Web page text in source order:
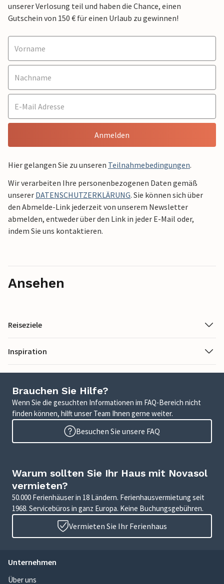
unserer Verlosung teil und haben die Chance, einen
Gutschein von 150 € für einen Urlaub zu gewinnen!
Anmelden
Hier gelangen Sie zu unseren Teilnahmebedingungen.
Wir verarbeiten Ihre personenbezogenen Daten gemäß
unserer DATENSCHUTZERKLÄRUNG. Sie können sich über
den Abmelde-Link jederzeit von unserem Newsletter
abmelden, entweder über den Link in jeder E-Mail oder,
indem Sie uns kontaktieren.
Ansehen
Reiseziele
Inspiration
Brauchen Sie Hilfe?
Wenn Sie die gesuchten Informationen im FAQ-Bereich nicht
finden können, hilft unser Team Ihnen gerne weiter.
Besuchen Sie unsere FAQ
Warum sollten Sie Ihr Haus mit Novasol
vermieten?
50.000 Ferienhäuser in 18 Ländern. Ferienhausvermietung seit
1968. Servicebüros in ganz Europa. Keine Buchungsgebühren.
Vermieten Sie Ihr Ferienhaus
Unternehmen
Über uns